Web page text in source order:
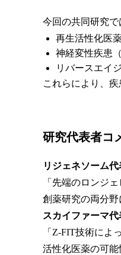
今回の共同研究で
再生活性化医
神経変性疾患
リバースエイ
これらにより、
研究代表者コ
リジェネソーム
「先端のロンジ
創薬研究の両分野
スカイファーマ代
「Z-FIT技術によ
活性化医薬の可能